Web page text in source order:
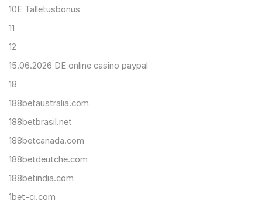
10E Talletusbonus
11
12
15.06.2026 DE online casino paypal
18
188betaustralia.com
188betbrasil.net
188betcanada.com
188betdeutche.com
188betindia.com
1bet-ci.com